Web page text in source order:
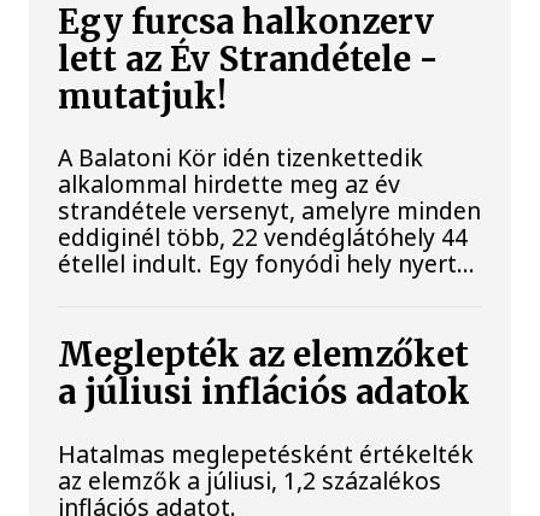
Egy furcsa halkonzerv
lett az Év Strandétele -
mutatjuk!
A Balatoni Kör idén tizenkettedik
alkalommal hirdette meg az év
strandétele versenyt, amelyre minden
eddiginél több, 22 vendéglátóhely 44
étellel indult. Egy fonyódi hely nyert...
Meglepték az elemzőket
a júliusi inflációs adatok
Hatalmas meglepetésként értékelték
az elemzők a júliusi, 1,2 százalékos
inflációs adatot.